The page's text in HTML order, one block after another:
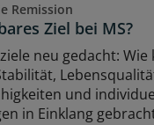
Remission
Ziel bei MS?
neu gedacht: Wie
und
in Einklang